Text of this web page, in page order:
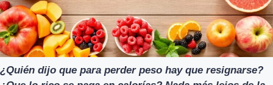
¿Quién dijo que para perder peso hay que resignarse?